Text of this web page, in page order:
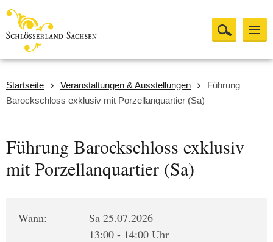
Startseite Veranstaltungen & Ausstellungen
Führung
Barockschloss exklusiv mit Porzellanquartier (Sa)
Führung Barockschloss exklusiv
mit Porzellanquartier (Sa)
Wann:
Sa 25.07.2026
13:00 - 14:00 Uhr